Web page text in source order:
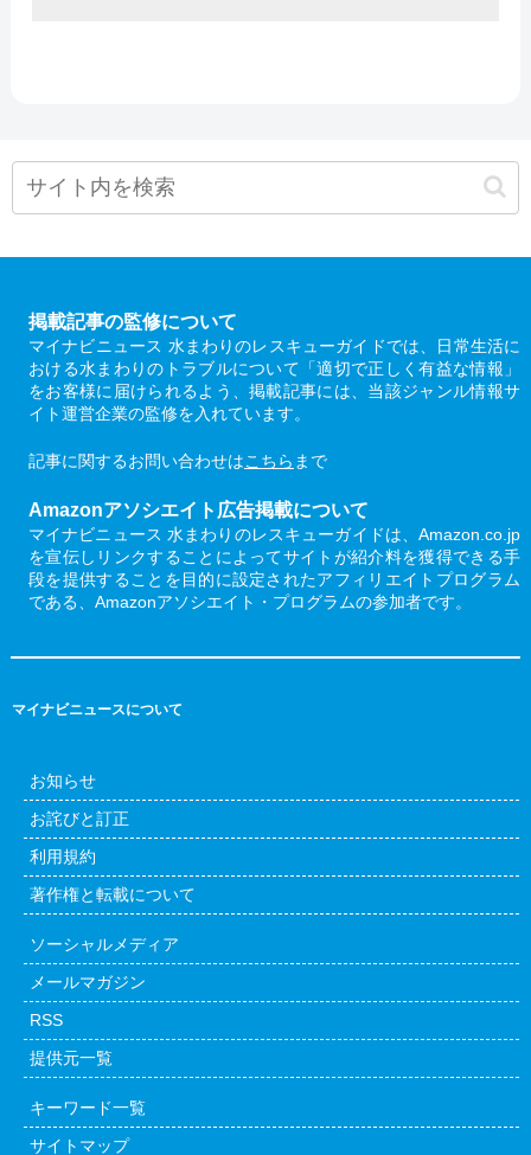
掲載記事の監修について
マイナビニュース 水まわりのレスキューガイドでは、日常生活に
おける水まわりのトラブルについて「適切で正しく有益な情報」
をお客様に届けられるよう、掲載記事には、当該ジャンル情報サ
イト運営企業の監修を入れています。
記事に関するお問い合わせはこちら まで
Amazonアソシエイト広告掲載について
マイナビニュース 水まわりのレスキューガイドは、Amazon.co.jp
を宣伝しリンクすることによってサイトが紹介料を獲得できる手
段を提供することを目的に設定されたアフィリエイトプログラム
である、Amazonアソシエイト・プログラムの参加者です。
マイナビニュースについて
お知らせ
お詫びと訂正
利用規約
著作権と転載について
ソーシャルメディア
メールマガジン
RSS
提供元一覧
キーワード一覧
サイトマップ